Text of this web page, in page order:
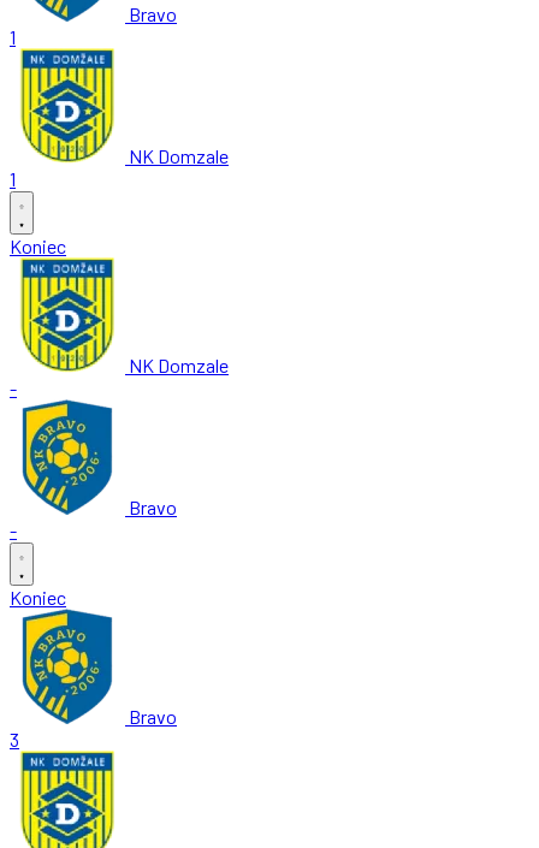
Bravo
1
NK Domzale
1
Koniec
NK Domzale
-
Bravo
-
Koniec
Bravo
3